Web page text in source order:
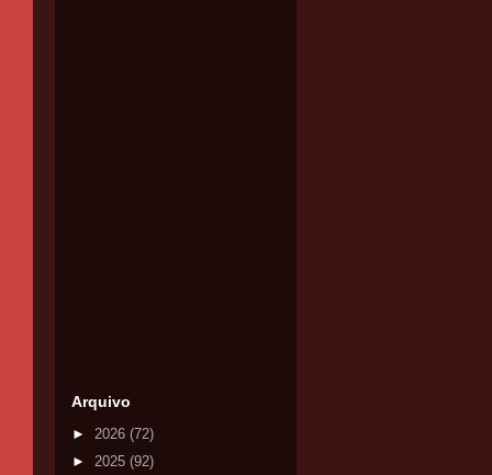
Arquivo
► 2026 (72)
► 2025 (92)